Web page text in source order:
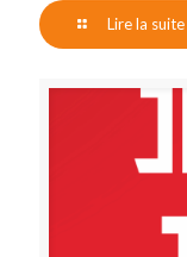
Lire la suite